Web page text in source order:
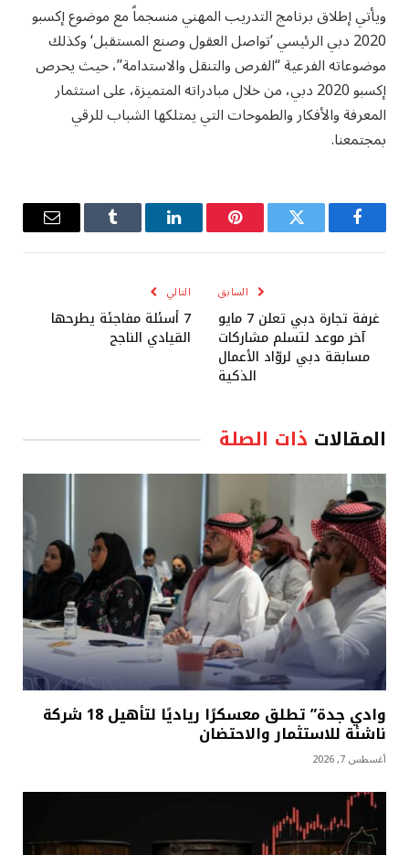
ويأتي إطلاق برنامج التدريب المهني منسجماً مع موضوع إكسبو
2020 دبي الرئيسي ’تواصل العقول وصنع المستقبل‘ وكذلك
موضوعاته الفرعية “الفرص والتنقل والاستدامة”، حيث يحرص
إكسبو 2020 دبي، من خلال مبادراته المتميزة، على استثمار
المعرفة والأفكار والطموحات التي يمتلكها الشباب للرقي
بمجتمعنا.
فيسبوك تويتر بينتيريستلينكدإن Tumblr
البريد
السابق
غرفة تجارة دبي تعلن 7 مايو
آخر موعد لتسلم مشاركات
مسابقة دبي لروّاد الأعمال
الذكية
التالي
7 أسئلة مفاجئة يطرحها
القيادي الناجح
المقالات ذات الصلة
وادي جدة” تطلق معسكرًا رياديًا لتأهيل 18 شركة
ناشئة للاستثمار والاحتضان
أغسطس 7, 2026